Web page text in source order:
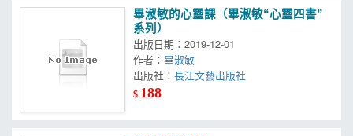
畢淑敏的心靈課（畢淑敏“心靈四書”
系列）
出版日期：2019-12-01
作者：畢淑敏
出版社：長江文藝出版社
$ 188